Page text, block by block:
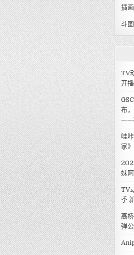
插画
斗图
TV
开播
布
——
哇
家》
妹
TV
季
高
弹